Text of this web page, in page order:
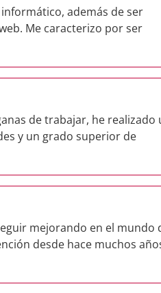
además de ser
Me caracterizo por ser
de trabajar, he realizado
y un grado superior de
mejorando en el mundo
desde hace muchos